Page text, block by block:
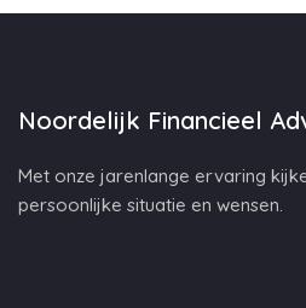
Noordelijk Financieel
Met onze jarenlange ervaring
persoonlijke situatie en wensen.